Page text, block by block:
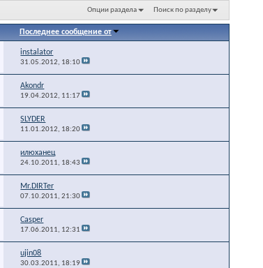
Опции раздела Поиск по разделу
Последнее сообщение от
instalator
31.05.2012, 18:10
Akondr
19.04.2012, 11:17
SLYDER
11.01.2012, 18:20
илюханец
24.10.2011, 18:43
Mr.DIRTer
07.10.2011,21:30
Casper
17.06.2011, 12:31
ujin08
30.03.2011, 18:19